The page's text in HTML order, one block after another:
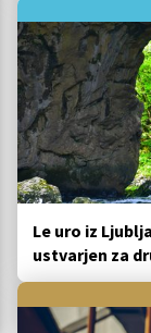
Le uro iz
ustvarjen za